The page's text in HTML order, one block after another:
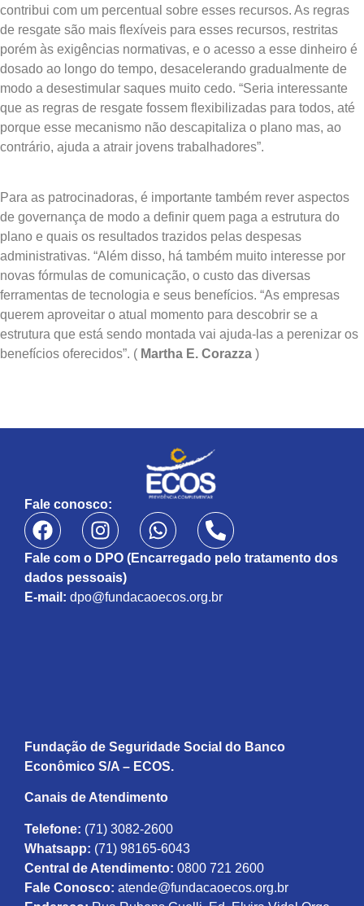
contribui com um percentual sobre esses recursos. As regras
de resgate são mais flexíveis para esses recursos, restritas
porém às exigências normativas, e o acesso a esse dinheiro é
dosado ao longo do tempo, desacelerando gradualmente de
modo a desestimular saques muito cedo. “Seria interessante
que as regras de resgate fossem flexibilizadas para todos, até
porque esse mecanismo não descapitaliza o plano mas, ao
contrário, ajuda a atrair jovens trabalhadores”.
Para as patrocinadoras, é importante também rever aspectos
de governança de modo a definir quem paga a estrutura do
plano e quais os resultados trazidos pelas despesas
administrativas. “Além disso, há também muito interesse por
novas fórmulas de comunicação, o custo das diversas
ferramentas de tecnologia e seus benefícios. “As empresas
querem aproveitar o atual momento para descobrir se a
estrutura que está sendo montada vai ajuda-las a perenizar os
benefícios oferecidos”. ( Martha E. Corazza )
Fale conosco:
Fale com o DPO (Encarregado pelo tratamento dos
dados pessoais)
E-mail: dpo@fundacaoecos.org.br
Fundação de Seguridade Social do Banco
Econômico S/A – ECOS.
Canais de Atendimento
Telefone: (71) 3082-2600
Whatsapp: (71) 98165-6043
Central de Atendimento: 0800 721 2600
Fale Conosco: atende@fundacaoecos.org.br